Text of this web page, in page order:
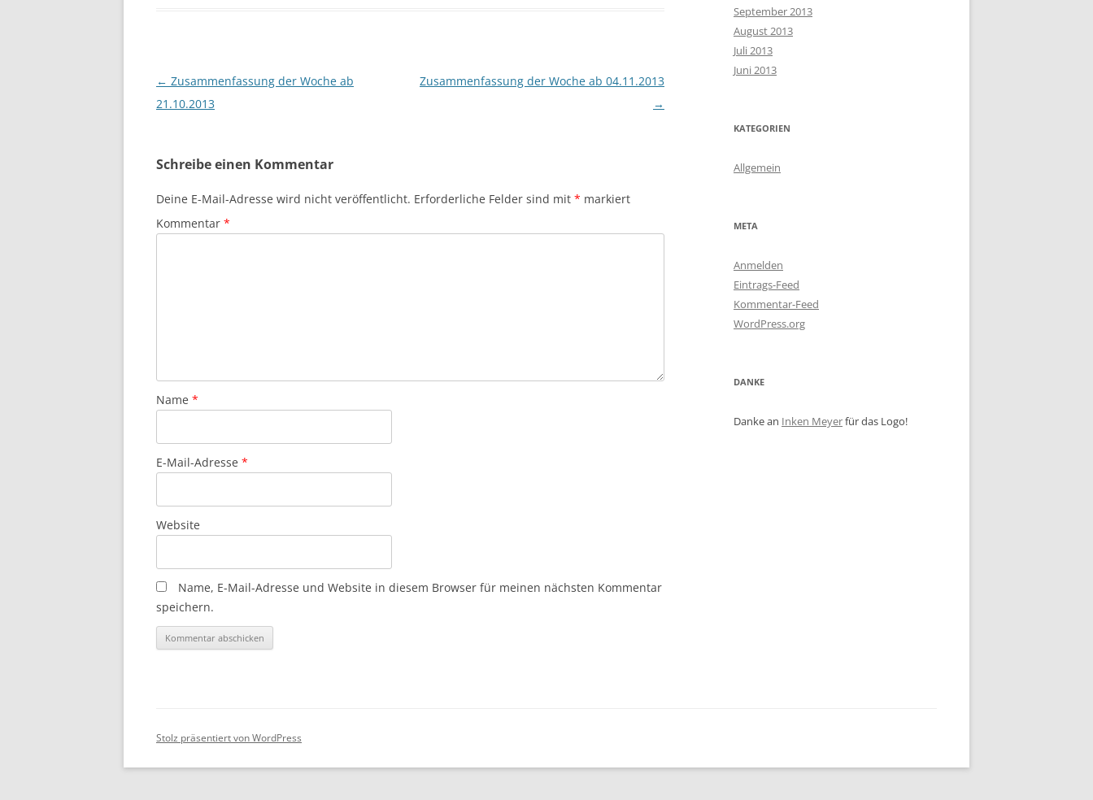
Beitragsnavigation
← Zusammenfassung der Woche ab
21.10.2013
Zusammenfassung der Woche ab 04.11.2013
→
Schreibe einen Kommentar
Deine E-Mail-Adresse wird nicht veröffentlicht. Erforderliche Felder sind mit * markiert
Kommentar *
Name *
E-Mail-Adresse *
Website
Name, E-Mail-Adresse und Website in diesem Browser für meinen nächsten Kommentar
speichern.
September 2013
August 2013
Juli 2013
Juni 2013
KATEGORIEN
Allgemein
META
Anmelden
Eintrags-Feed
Kommentar-Feed
WordPress.org
DANKE
Danke an Inken Meyerfür das Logo!
Stolz präsentiert von WordPress